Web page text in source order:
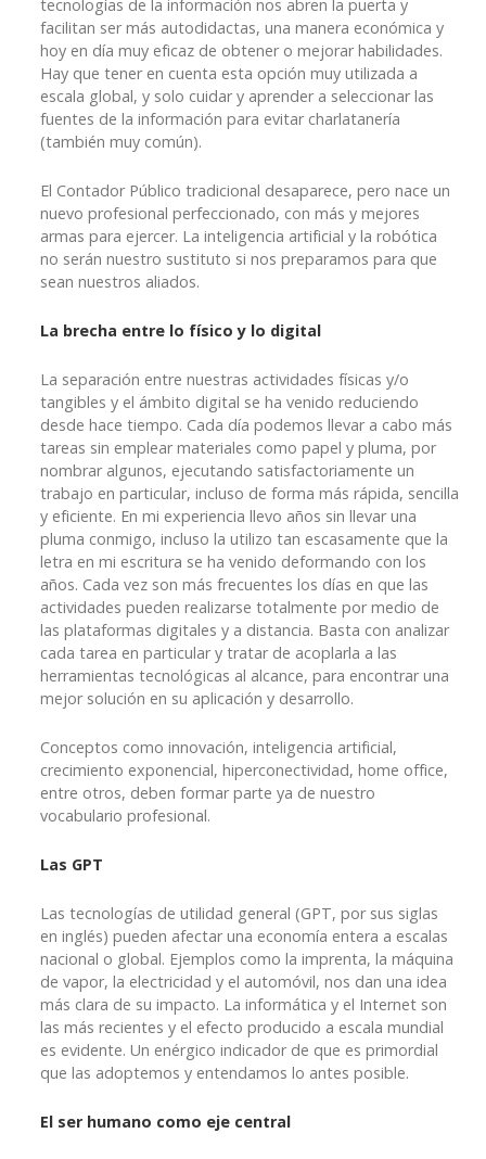
tecnologías de la información nos abren la puerta y
facilitan ser más autodidactas, una manera económica y
hoy en día muy eficaz de obtener o mejorar habilidades.
Hay que tener en cuenta esta opción muy utilizada a
escala global, y solo cuidar y aprender a seleccionar las
fuentes de la información para evitar charlatanería
(también muy común).
El Contador Público tradicional desaparece, pero nace un
nuevo profesional perfeccionado, con más y mejores
armas para ejercer. La inteligencia artificial y la robótica
no serán nuestro sustituto si nos preparamos para que
sean nuestros aliados.
La brecha entre lo físico y lo digital
La separación entre nuestras actividades físicas y/o
tangibles y el ámbito digital se ha venido reduciendo
desde hace tiempo. Cada día podemos llevar a cabo más
tareas sin emplear materiales como papel y pluma, por
nombrar algunos, ejecutando satisfactoriamente un
trabajo en particular, incluso de forma más rápida, sencilla
y eficiente. En mi experiencia llevo años sin llevar una
pluma conmigo, incluso la utilizo tan escasamente que la
letra en mi escritura se ha venido deformando con los
años. Cada vez son más frecuentes los días en que las
actividades pueden realizarse totalmente por medio de
las plataformas digitales y a distancia. Basta con analizar
cada tarea en particular y tratar de acoplarla a las
herramientas tecnológicas al alcance, para encontrar una
mejor solución en su aplicación y desarrollo.
Conceptos como innovación, inteligencia artificial,
crecimiento exponencial, hiperconectividad, home office,
entre otros, deben formar parte ya de nuestro
vocabulario profesional.
Las GPT
Las tecnologías de utilidad general (GPT, por sus siglas
en inglés) pueden afectar una economía entera a escalas
nacional o global. Ejemplos como la imprenta, la máquina
de vapor, la electricidad y el automóvil, nos dan una idea
más clara de su impacto. La informática y el Internet son
las más recientes y el efecto producido a escala mundial
es evidente. Un enérgico indicador de que es primordial
que las adoptemos y entendamos lo antes posible.
El ser humano como eje central